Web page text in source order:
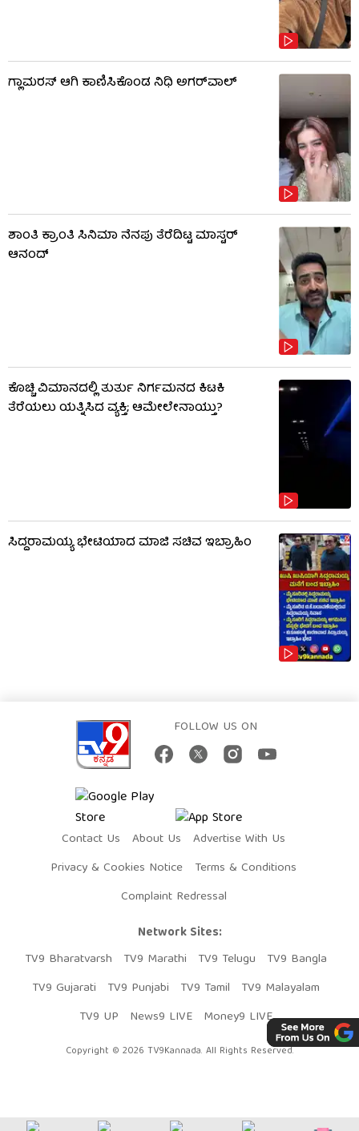
ಗ್ಲಾಮರಸ್ ಆಗಿ ಕಾಣಿಸಿಕೊಂಡ ನಿಧಿ ಅಗರ್​​ವಾಲ್
ಶಾಂತಿ ಕ್ರಾಂತಿ ಸಿನಿಮಾ ನೆನಪು ತೆರೆದಿಟ್ಟ ಮಾಸ್ಟರ್
ಆನಂದ್
ಕೊಚ್ಚಿ ವಿಮಾನದಲ್ಲಿ ತುರ್ತು ನಿರ್ಗಮನದ ಕಿಟಕಿ
ತೆರೆಯಲು ಯತ್ನಿಸಿದ ವ್ಯಕ್ತಿ; ಆಮೇಲೇನಾಯ್ತು?
ಸಿದ್ದರಾಮಯ್ಯ ಭೇಟಿಯಾದ ಮಾಜಿ ಸಚಿವ ಇಬ್ರಾಹಿಂ
FOLLOW US ON
Contact Us About Us
Advertise With Us
Privacy & Cookies Notice
Terms & Conditions
Complaint Redressal
Network Sites:
TV9 Bharatvarsh
TV9 Marathi TV9 Telugu
TV9 Bangla
TV9 Gujarati
TV9 Punjabi TV9 Tamil
TV9 Malayalam
TV9 UP
News9 LIVE Money9 LIVE
Copyright © 2026 TV9Kannada. All Rights Reserved.